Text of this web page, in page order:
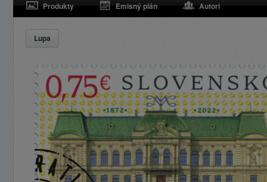
Produkty Emisný plán Autori
Lupa